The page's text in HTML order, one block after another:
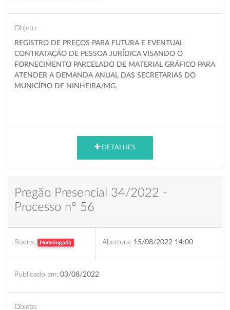
Objeto:
REGISTRO DE PREÇOS PARA FUTURA E EVENTUAL
CONTRATAÇÃO DE PESSOA JURÍDICA VISANDO O
FORNECIMENTO PARCELADO DE MATERIAL GRÁFICO PARA
ATENDER A DEMANDA ANUAL DAS SECRETARIAS DO
MUNICÍPIO DE NINHEIRA/MG.
DETALHES
Pregão Presencial 34/2022 -
Processo nº 56
Status: Homologada Abertura: 15/08/2022 14:00
Publicado em: 03/08/2022
Objeto: